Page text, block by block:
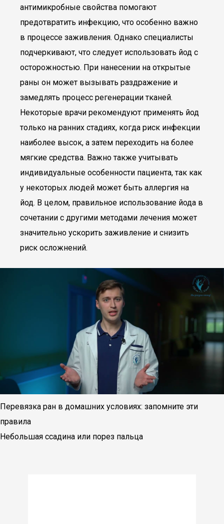
антимикробные свойства помогают
предотвратить инфекцию, что особенно важно
в процессе заживления. Однако специалисты
подчеркивают, что следует использовать йод с
осторожностью. При нанесении на открытые
раны он может вызывать раздражение и
замедлять процесс регенерации тканей.
Некоторые врачи рекомендуют применять йод
только на ранних стадиях, когда риск инфекции
наиболее высок, а затем переходить на более
мягкие средства. Важно также учитывать
индивидуальные особенности пациента, так как
у некоторых людей может быть аллергия на
йод. В целом, правильное использование йода в
сочетании с другими методами лечения может
значительно ускорить заживление и снизить
риск осложнений.
Перевязка ран в домашних условиях: запомните эти
правила
Небольшая ссадина или порез пальца